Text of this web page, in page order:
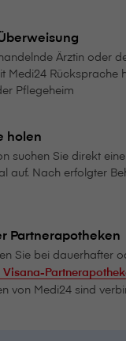
Ärztin oder
Medi24 Rücksprache
Pflegeheim
holen
suchen Sie direkt
auf. Nach erfolgter
Partnerapotheken
Sie bei dauerhafter
von Medi24 sind